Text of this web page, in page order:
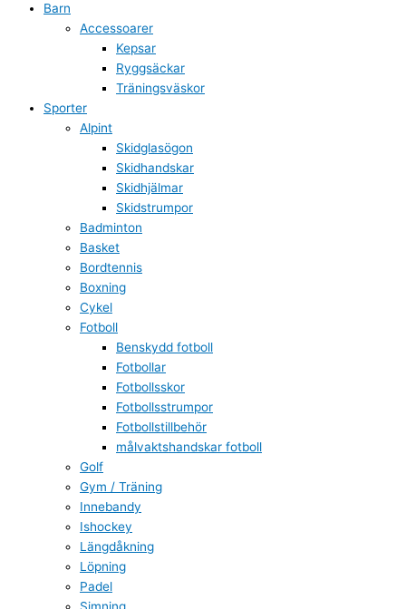
Barn
Accessoarer
Kepsar
Ryggsäckar
Träningsväskor
Sporter
Alpint
Skidglasögon
Skidhandskar
Skidhjälmar
Skidstrumpor
Badminton
Basket
Bordtennis
Boxning
Cykel
Fotboll
Benskydd fotboll
Fotbollar
Fotbollsskor
Fotbollsstrumpor
Fotbollstillbehör
målvaktshandskar fotboll
Golf
Gym / Träning
Innebandy
Ishockey
Längdåkning
Löpning
Padel